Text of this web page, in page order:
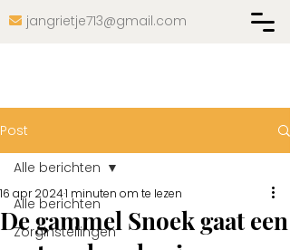
 jangrietje713@gmail.com
Post
Alle berichten
Zorginstellingen
Alle berichten
De gammel Snoek gaat een
16 apr 20241 minuten om te lezen